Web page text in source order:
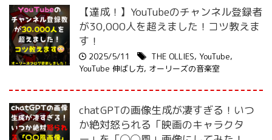
【達成！】YouTubeのチャンネル登録者
が30,000人を超えました！コツ教えま
す！
2025/5/11 THE OLLIES, YouTube,
YouTube 伸ばし方, オーリーズの音楽室
chatGPTの画像生成が凄すぎる！いつ
か絶対怒られる「映画のキャラクタ